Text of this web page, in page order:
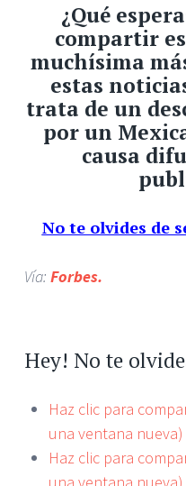
¿Qué
compartir
muchísima
estas
trata de un
por un
causa
No te olvides de
Vía: Forbes.
Hey! No te
Haz clic para
una ventana nueva)
Haz clic para
una ventana nueva)